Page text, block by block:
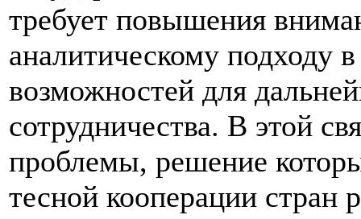
требует повышения
аналитическому подходу
возможностей для
сотрудничества. В этой
проблемы, решение
тесной кооперации стран